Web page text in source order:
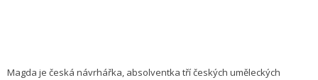
Magda je česká návrhářka, absolventka tří českých uměleckých